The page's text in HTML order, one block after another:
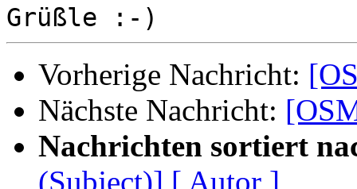
Vorherige Nachricht:
Nächste Nachricht:
Nachrichten sortiert
(Subject)] [ Autor ]